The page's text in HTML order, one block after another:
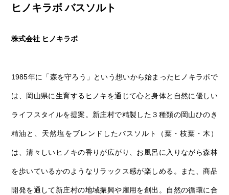
ヒノキラボ バスソルト
株式会社 ヒノキラボ
1985年に「森を守ろう」という想いから始まったヒノキラボで
は、岡山県に生育するヒノキを通じて心と身体と自然に優しい
ライフスタイルを提案。新庄村で精製した３種類の岡山ひのき
精油と、天然塩をブレンドしたバスソルト（葉・枝葉・木）
は、清々しいヒノキの香りが広がり、お風呂に入りながら森林
を歩いているかのようなリラックス感が楽しめる。また、商品
開発を通して新庄村の地域振興や雇用を創出。自然の循環に合